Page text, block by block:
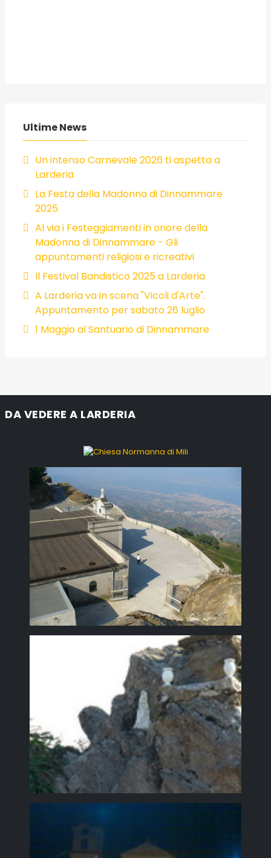
Ultime News
Un intenso Carnevale 2026 ti aspetta a
Larderia
La Festa della Madonna di Dinnammare
2025
Al via i Festeggiamenti in onore della
Madonna di Dinnammare - Gli
appuntamenti religiosi e ricreativi
Il Festival Bandistico 2025 a Larderia
A Larderia va in scena "Vicoli d'Arte".
Appuntamento per sabato 26 luglio
1 Maggio al Santuario di Dinnammare
DA VEDERE A LARDERIA